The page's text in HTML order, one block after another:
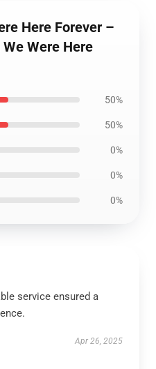
Here Forever –
Were Here
50%
50%
0%
0%
0%
service ensured a
Apr 26, 2025